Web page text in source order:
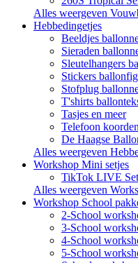
Alles weergeven
Hebbedingetjes
Beeldjes
Sieraden
Sleutelhangers
Stickers
Stofplug
T'shirts
Tasjes en meer
Telefoon koorden
De Haagse
Alles weergeven
Workshop Mini setjes
TikTok LIVE
Alles weergeven
Workshop School
2-School
3-School
4-School
5-School